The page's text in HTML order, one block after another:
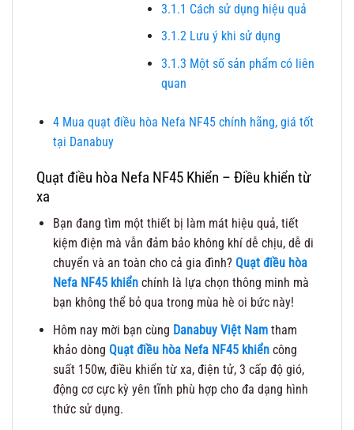
3.1.1 Cách sử dụng hiệu quả
3.1.2 Lưu ý khi sử dụng
3.1.3 Một số sản phẩm có liên
quan
4Mua quạt điều hòa Nefa NF45 chính hãng, giá tốt
tại Danabuy
Quạt điều hòa Nefa NF45 Khiển – Điều khiển từ
xa
Bạn đang tìm một thiết bị làm mát hiệu quả, tiết
kiệm điện mà vẫn đảm bảo không khí dễ chịu, dễ di
chuyển và an toàn cho cả gia đình? Quạt điều hòa
Nefa NF45 khiểnchính là lựa chọn thông minh mà
bạn không thể bỏ qua trong mùa hè oi bức này!
Hôm nay mời bạn cùng Danabuy Việt Namtham
khảo dòng Quạt điều hòa Nefa NF45 khiểncông
suất 150w, điều khiển từ xa, điện tử, 3 cấp độ gió,
động cơ cực kỳ yên tĩnh phù hợp cho đa dạng hình
thức sử dụng.